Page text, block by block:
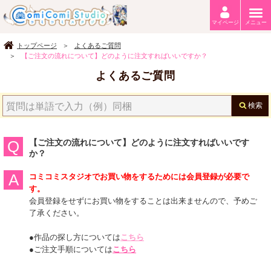
トップページ
よくあるご質問
【ご注文の流れについて】どのように注文すればいいですか？
よくあるご質問
検索
【ご注文の流れについて】どのように注文すればいいです
か？
コミコミスタジオでお買い物をするためには会員登録が必要で
す。
会員登録をせずにお買い物をすることは出来ませんので、予めご
了承ください。
●作品の探し方についてはこちら
●ご注文手順についてはこちら
マイページ メニュー